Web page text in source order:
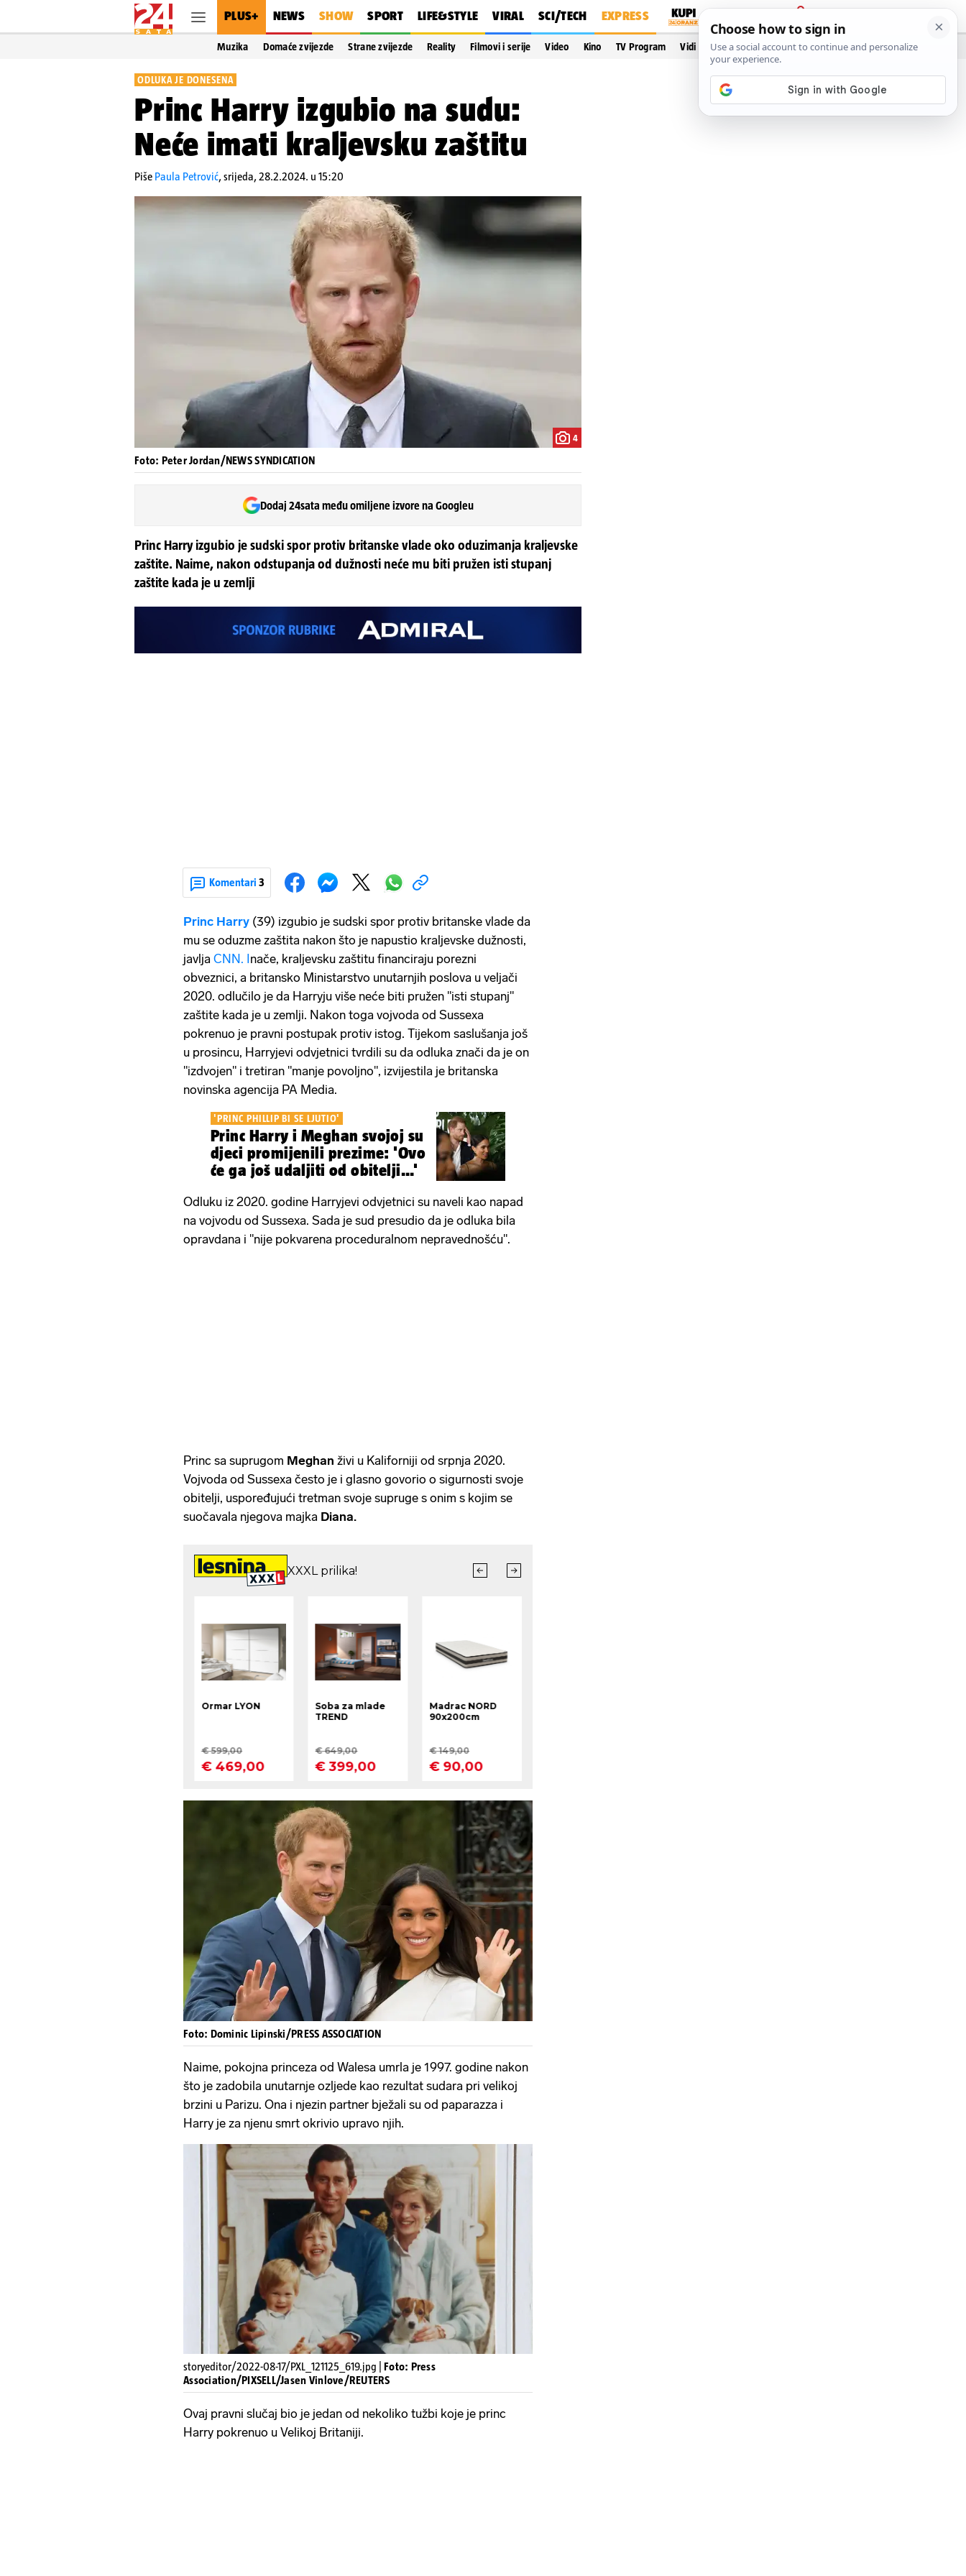
PLUS+ NEWS SHOW SPORT LIFE&STYLE VIRAL SCI/TECH EXPRESS
PRIJAVA
Muzika Domaće zvijezde Strane zvijezde Reality Filmovi i serije Video Kino TV Program Vidi još…
ODLUKA JE DONESENA
Princ Harry izgubio na sudu:
Neće imati kraljevsku zaštitu
Piše Paula Petrović,srijeda, 28.2.2024. u 15:20
4
Foto: Peter Jordan/NEWS SYNDICATION
Dodaj 24sata među omiljene izvore na Googleu
Princ Harry izgubio je sudski spor protiv britanske vlade oko oduzimanja kraljevske
zaštite. Naime, nakon odstupanja od dužnosti neće mu biti pružen isti stupanj
zaštite kada je u zemlji
Komentari 3
Princ Harry (39) izgubio je sudski spor protiv britanske vlade da
mu se oduzme zaštita nakon što je napustio kraljevske dužnosti,
javlja CNN. Inače, kraljevsku zaštitu financiraju porezni
obveznici, a britansko Ministarstvo unutarnjih poslova u veljači
2020. odlučilo je da Harryju više neće biti pružen "isti stupanj"
zaštite kada je u zemlji. Nakon toga vojvoda od Sussexa
pokrenuo je pravni postupak protiv istog. Tijekom saslušanja još
u prosincu, Harryjevi odvjetnici tvrdili su da odluka znači da je on
"izdvojen" i tretiran "manje povoljno", izvijestila je britanska
novinska agencija PA Media.
'PRINC PHILLIP BI SE LJUTIO'
Princ Harry i Meghan svojoj su
djeci promijenili prezime: 'Ovo
će ga još udaljiti od obitelji...'
Odluku iz 2020. godine Harryjevi odvjetnici su naveli kao napad
na vojvodu od Sussexa. Sada je sud presudio da je odluka bila
opravdana i "nije pokvarena proceduralnom nepravednošću".
Princ sa suprugom Meghan živi u Kaliforniji od srpnja 2020.
Vojvoda od Sussexa često je i glasno govorio o sigurnosti svoje
obitelji, uspoređujući tretman svoje supruge s onim s kojim se
suočavala njegova majka Diana.
Foto: Dominic Lipinski/PRESS ASSOCIATION
Naime, pokojna princeza od Walesa umrla je 1997. godine nakon
što je zadobila unutarnje ozljede kao rezultat sudara pri velikoj
brzini u Parizu. Ona i njezin partner bježali su od paparazza i
Harry je za njenu smrt okrivio upravo njih.
storyeditor/2022-08-17/PXL_121125_619.jpg | Foto: Press
Association/PIXSELL/Jasen Vinlove/REUTERS
Ovaj pravni slučaj bio je jedan od nekoliko tužbi koje je princ
Harry pokrenuo u Velikoj Britaniji.